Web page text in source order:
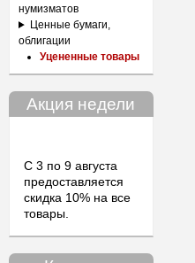
нумизматов
Ценные бумаги,
облигации
Уцененные товары
Акция недели
С 3 по 9 августа
предоставляется
скидка 10% на все
товары.